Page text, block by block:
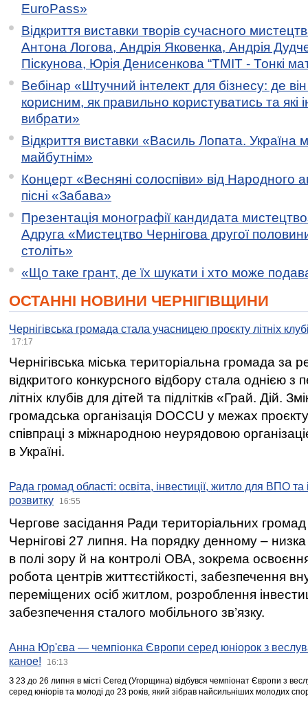
EuroPass»
Відкриття виставки творів сучасного
Антона Логова, Андрія Яковенка, Андрія
Піскунова, Юрія Денисенкова “ТМІТ - Тонкі
Вебінар «Штучний інтелект для бізнесу: де
корисним, як правильно користуватись та які
вибрати»
Відкриття виставки «Василь Лопата. Україна
майбутнім»
Концерт «Весняні солоспіви» від Народного
пісні «Забава»
Презентація монографії кандидата
Адруга «Мистецтво Чернігова другої
століть»
«Що таке грант, де їх шукати і хто може
ОСТАННІ НОВИНИ ЧЕРНІГІВЩИНИ
Чернігівська громада стала учасницею проєкту літніх
17:17
Чернігівська міська територіальна громада за
відкритого конкурсного відбору стала однією
літніх клубів для дітей та підлітків «Грай. Дій.
громадська організація DOCCU у межах
співпраці з міжнародною неурядовою
в Україні.
Рада громад області: освіта, інвестиції, житло для ВПО
розвитку
16:55
Чергове засідання Ради територіальних громад
Чернігові 27 липня. На порядку денному –
в полі зору й на контролі ОВА, зокрема освоєння
робота центрів життєстійкості, забезпечення
переміщених осіб житлом, розроблення
забезпечення сталого мобільного зв’язку.
Анна Юр'єва — чемпіонка Європи серед юніорок з
каное!
16:13
З 23 до 26 липня в місті Сегед (Угорщина) відбувся чемпіонат Європи з
серед юніорів та молоді до 23 років, який зібрав найсильніших молодих